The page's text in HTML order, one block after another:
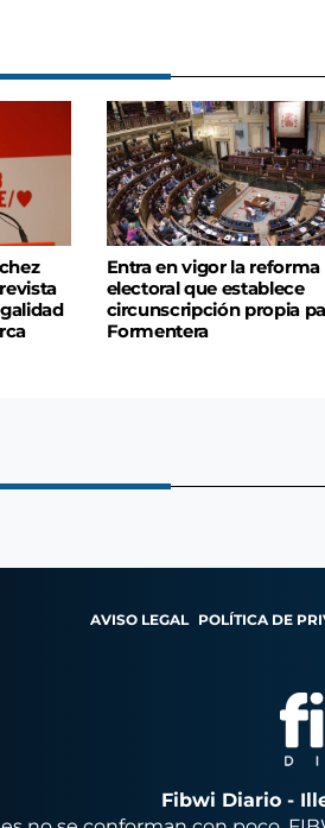
Entra en vigor la reforma
electoral que establece
circunscripción propia
Formentera
AVISO LEGAL POLÍTICA DE
Fibwi Diario -